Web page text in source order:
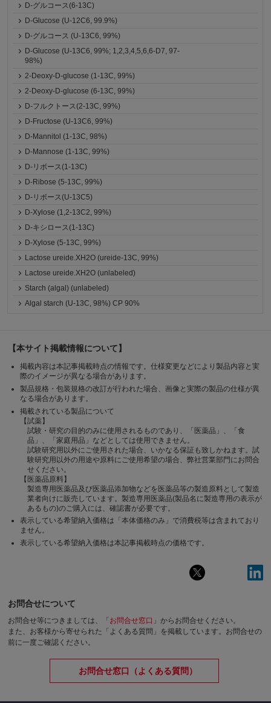
D-グルコース(6-13C)
D-Glucose (U-12C6, 99.9%)
D-グルコース (U-13C6, 99%)
D-Glucose (U-13C6, 99%; 1,2,3,4,5,6,6-D7, 97-
98%)
2-Deoxy-D-glucose (1-13C, 99%)
2-Deoxy-D-glucose (6-13C, 99%)
D-フルクトース(2-13C, 99%)
D-Fructose (U-13C6, 99%)
D-Mannitol (1-13C, 98%)
D-Mannose (1-13C, 99%)
D-リボース(1-13C)
D-Ribose (5-13C, 99%)
D-リボース(U-13C5)
D-Xylose (1,2-13C2, 99%)
D-キシロース(1-13C)
D-Xylose (5-13C, 99%)
Lactose ureide.XH2O (ureide-13C, 99%)
Lactose ureide.XH2O (unlabeled)
Starch (algal) (unlabeled)
Algal starch (U-13C, 98%) CP 90%
【本サイト掲載情報について】
掲載内容は本記事掲載時点の情報です。仕様変更などにより製品内容と実
際のイメージが異なる場合があります。
製品規格・包装規格の改訂が行われた場合、画像と実際の製品の仕様が異
なる場合があります。
掲載されている製品について
【試薬】
試験・研究の目的のみに使用されるものであり、「医薬品」、「食
品」、「家庭用品」などとしては使用できません。
試験研究用以外にご使用された場合、いかなる保証も致しかねます。試
験研究用以外の用途や原料にご使用希望の場合、弊社営業部門にお問合
せください。
【医薬品原料】
製造専用医薬品及び医薬品添加物などを医薬品等の製造原料として製造
業者向けに販売しています。製造専用医薬品(製品名に製造専用の表示が
あるもの)のご購入には、確認書が必要です。
表示している希望納入価格は「本体価格のみ」で消費税等は含まれており
ません。
表示している希望納入価格は本記事掲載時点の価格です。
お問合せについて
お問合せ等につきましては、「 お問合せ窓口 」からお問合せください。
また、お客様から寄せられた「よくある質問」を掲載しています。お問合せの
前に一度ご確認ください。
お問合せ窓口（よくある質問）